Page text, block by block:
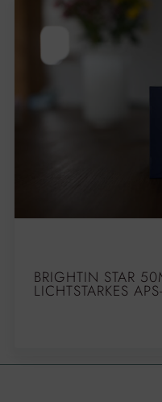
BRIGHTIN STAR
LICHTSTARKES